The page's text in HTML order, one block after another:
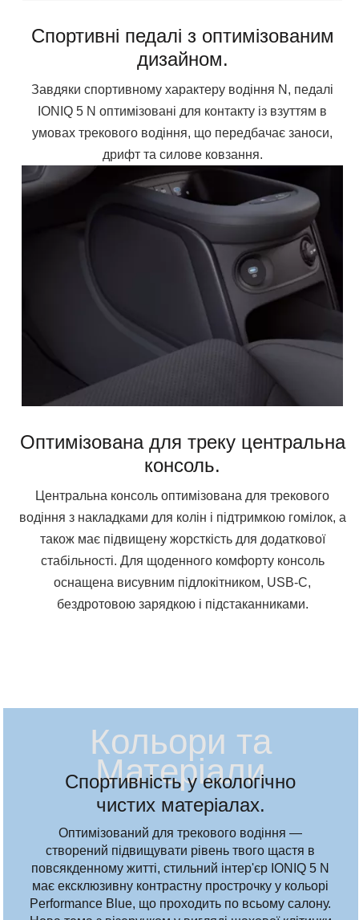
Спортивні педалі з оптимізованим
дизайном.
Завдяки спортивному характеру водіння N, педалі
IONIQ 5 N оптимізовані для контакту із взуттям в
умовах трекового водіння, що передбачає заноси,
дрифт та силове ковзання.
Оптимізована для треку центральна
консоль.
Центральна консоль оптимізована для трекового
водіння з накладками для колін і підтримкою гомілок, а
також має підвищену жорсткість для додаткової
стабільності. Для щоденного комфорту консоль
оснащена висувним підлокітником, USB-C,
бездротовою зарядкою і підстаканниками.
Кольори та
Матеріали
Спортивність у екологічно
чистих матеріалах.
Оптимізований для трекового водіння —
створений підвищувати рівень твого щастя в
повсякденному житті, стильний інтер'єр IONIQ 5 N
має ексклюзивну контрастну прострочку у кольорі
Performance Blue, що проходить по всьому салону.